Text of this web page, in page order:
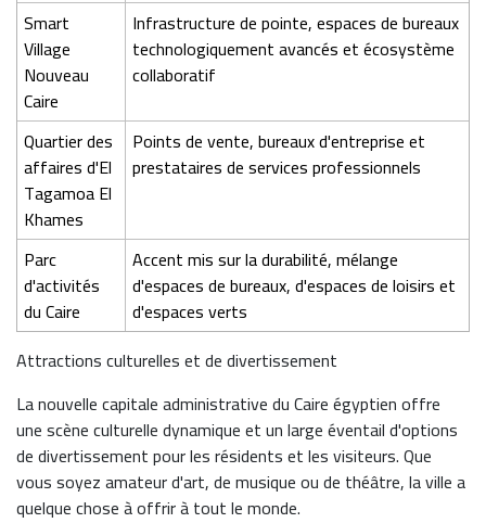
Smart
Village
Nouveau
Caire
Infrastructure de pointe, espaces de bureaux
technologiquement avancés et écosystème
collaboratif
Quartier des
affaires d'El
Tagamoa El
Khames
Points de vente, bureaux d'entreprise et
prestataires de services professionnels
Parc
d'activités
du Caire
Accent mis sur la durabilité, mélange
d'espaces de bureaux, d'espaces de loisirs et
d'espaces verts
Attractions culturelles et de divertissement
La nouvelle capitale administrative du Caire égyptien offre
une scène culturelle dynamique et un large éventail d'options
de divertissement pour les résidents et les visiteurs. Que
vous soyez amateur d'art, de musique ou de théâtre, la ville a
quelque chose à offrir à tout le monde.